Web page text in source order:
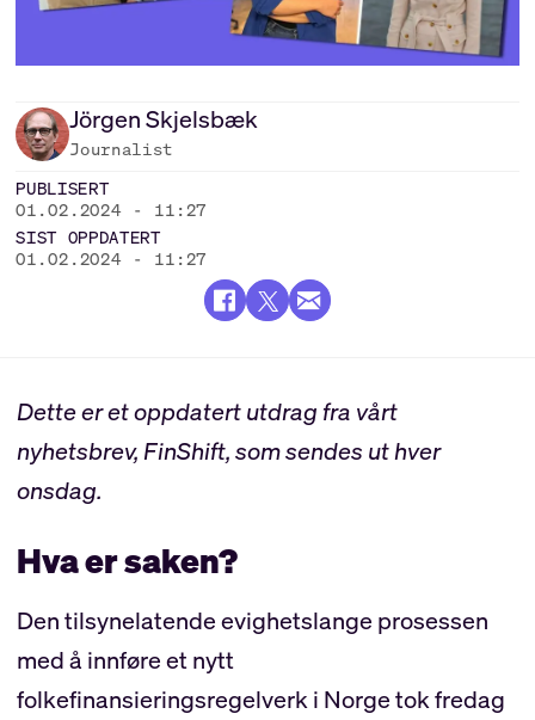
JörgenSkjelsbæk
Journalist
PUBLISERT
01.02.2024 - 11:27
SIST OPPDATERT
01.02.2024 - 11:27
Dette er et oppdatert utdrag fra vårt
nyhetsbrev, FinShift, som sendes ut hver
onsdag.
Hva er saken?
Den tilsynelatende evighetslange prosessen
med å innføre et nytt
folkefinansieringsregelverk i Norge tok fredag